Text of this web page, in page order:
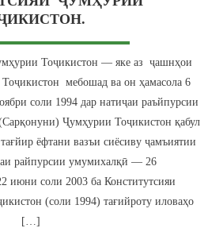
Тоҷикистон — яке аз ҷашнҳои
мебошад ва он ҳамасола 6
соли 1994 дар натиҷаи раъйпурсии
Ҷумҳурии Тоҷикистон қабул
ёфтани вазъи сиёсиву ҷамъиятии
райпурсии умумихалқӣ — 26
июни соли 2003 ба Конститутсияи
(соли 1994) тағийроту иловаҳо
[…]